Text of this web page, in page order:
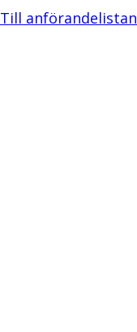
Till anförandelistan